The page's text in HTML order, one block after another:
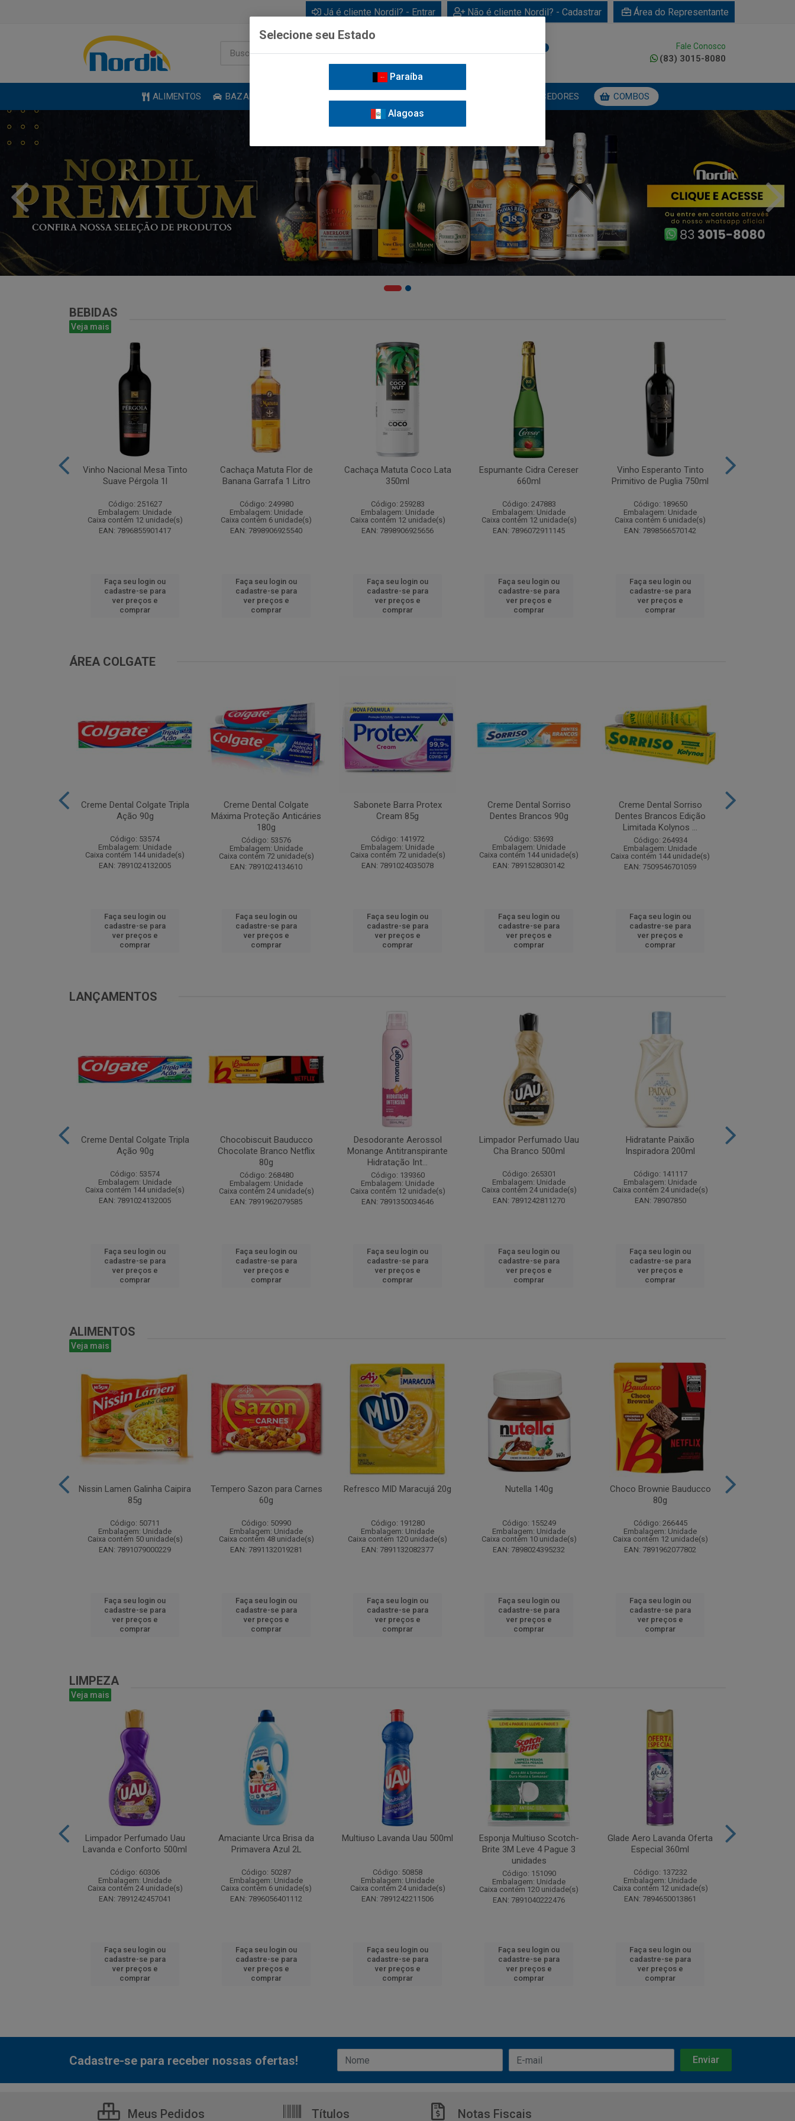
Já é cliente Nordil? - Entrar Não é cliente Nordil? - Cadastrar Área do Representante
Fale Conosco
(83) 3015-8080
ALIMENTOS BAZAR FORNECEDORES COMBOS
BEBIDAS
Veja mais
Vinho Nacional Mesa Tinto
Suave Pérgola 1l
Código: 251627
Embalagem: Unidade
Caixa contém 12 unidade(s)
EAN: 7896855901417
Faça seu login ou
cadastre-se para
ver preços e
comprar
Cachaça Matuta Flor de
Banana Garrafa 1 Litro
Código: 249980
Embalagem: Unidade
Caixa contém 6 unidade(s)
EAN: 7898906925540
Faça seu login ou
cadastre-se para
ver preços e
comprar
Cachaça Matuta Coco Lata
350ml
Código: 259283
Embalagem: Unidade
Caixa contém 12 unidade(s)
EAN: 7898906925656
Faça seu login ou
cadastre-se para
ver preços e
comprar
Espumante Cidra Cereser
660ml
Código: 247883
Embalagem: Unidade
Caixa contém 12 unidade(s)
EAN: 7896072911145
Faça seu login ou
cadastre-se para
ver preços e
comprar
Vinho Esperanto Tinto
Primitivo de Puglia 750ml
Código: 189650
Embalagem: Unidade
Caixa contém 6 unidade(s)
EAN: 7898566570142
Faça seu login ou
cadastre-se para
ver preços e
comprar
ÁREA COLGATE
Creme Dental Colgate Tripla
Ação 90g
Código: 53574
Embalagem: Unidade
Caixa contém 144 unidade(s)
EAN: 7891024132005
Faça seu login ou
cadastre-se para
ver preços e
comprar
Creme Dental Colgate
Máxima Proteção Anticáries
180g
Código: 53576
Embalagem: Unidade
Caixa contém 72 unidade(s)
EAN: 7891024134610
Faça seu login ou
cadastre-se para
ver preços e
comprar
Sabonete Barra Protex
Cream 85g
Código: 141972
Embalagem: Unidade
Caixa contém 72 unidade(s)
EAN: 7891024035078
Faça seu login ou
cadastre-se para
ver preços e
comprar
Creme Dental Sorriso
Dentes Brancos 90g
Código: 53693
Embalagem: Unidade
Caixa contém 144 unidade(s)
EAN: 7891528030142
Faça seu login ou
cadastre-se para
ver preços e
comprar
Creme Dental Sorriso
Dentes Brancos Edição
Limitada Kolynos ...
Código: 264934
Embalagem: Unidade
Caixa contém 144 unidade(s)
EAN: 7509546701059
Faça seu login ou
cadastre-se para
ver preços e
comprar
LANÇAMENTOS
Creme Dental Colgate Tripla
Ação 90g
Código: 53574
Embalagem: Unidade
Caixa contém 144 unidade(s)
EAN: 7891024132005
Faça seu login ou
cadastre-se para
ver preços e
comprar
Chocobiscuit Bauducco
Chocolate Branco Netflix
80g
Código: 268480
Embalagem: Unidade
Caixa contém 24 unidade(s)
EAN: 7891962079585
Faça seu login ou
cadastre-se para
ver preços e
comprar
Desodorante Aerossol
Monange Antitranspirante
Hidratação Int...
Código: 139360
Embalagem: Unidade
Caixa contém 12 unidade(s)
EAN: 7891350034646
Faça seu login ou
cadastre-se para
ver preços e
comprar
Limpador Perfumado Uau
Cha Branco 500ml
Código: 265301
Embalagem: Unidade
Caixa contém 24 unidade(s)
EAN: 7891242811270
Faça seu login ou
cadastre-se para
ver preços e
comprar
Hidratante Paixão
Inspiradora 200ml
Código: 141117
Embalagem: Unidade
Caixa contém 24 unidade(s)
EAN: 78907850
Faça seu login ou
cadastre-se para
ver preços e
comprar
ALIMENTOS
Veja mais
Nissin Lamen Galinha Caipira
85g
Código: 50711
Embalagem: Unidade
Caixa contém 50 unidade(s)
EAN: 7891079000229
Faça seu login ou
cadastre-se para
ver preços e
comprar
Tempero Sazon para Carnes
60g
Código: 50990
Embalagem: Unidade
Caixa contém 48 unidade(s)
EAN: 7891132019281
Faça seu login ou
cadastre-se para
ver preços e
comprar
Refresco MID Maracujá 20g
Código: 191280
Embalagem: Unidade
Caixa contém 120 unidade(s)
EAN: 7891132082377
Faça seu login ou
cadastre-se para
ver preços e
comprar
Nutella 140g
Código: 155249
Embalagem: Unidade
Caixa contém 10 unidade(s)
EAN: 7898024395232
Faça seu login ou
cadastre-se para
ver preços e
comprar
Choco Brownie Bauducco
80g
Código: 266445
Embalagem: Unidade
Caixa contém 12 unidade(s)
EAN: 7891962077802
Faça seu login ou
cadastre-se para
ver preços e
comprar
LIMPEZA
Veja mais
Limpador Perfumado Uau
Lavanda e Conforto 500ml
Código: 60306
Embalagem: Unidade
Caixa contém 24 unidade(s)
EAN: 7891242457041
Faça seu login ou
cadastre-se para
ver preços e
comprar
Amaciante Urca Brisa da
Primavera Azul 2L
Código: 50287
Embalagem: Unidade
Caixa contém 6 unidade(s)
EAN: 7896056401112
Faça seu login ou
cadastre-se para
ver preços e
comprar
Multiuso Lavanda Uau 500ml
Código: 50858
Embalagem: Unidade
Caixa contém 24 unidade(s)
EAN: 7891242211506
Faça seu login ou
cadastre-se para
ver preços e
comprar
Esponja Multiuso Scotch-
Brite 3M Leve 4 Pague 3
unidades
Código: 151090
Embalagem: Unidade
Caixa contém 120 unidade(s)
EAN: 7891040222476
Faça seu login ou
cadastre-se para
ver preços e
comprar
Glade Aero Lavanda Oferta
Especial 360ml
Código: 137232
Embalagem: Unidade
Caixa contém 12 unidade(s)
EAN: 7894650013861
Faça seu login ou
cadastre-se para
ver preços e
comprar
Cadastre-se para receber nossas ofertas!
Meus Pedidos Títulos Notas Fiscais
Selecione seu Estado
Paraíba
Alagoas